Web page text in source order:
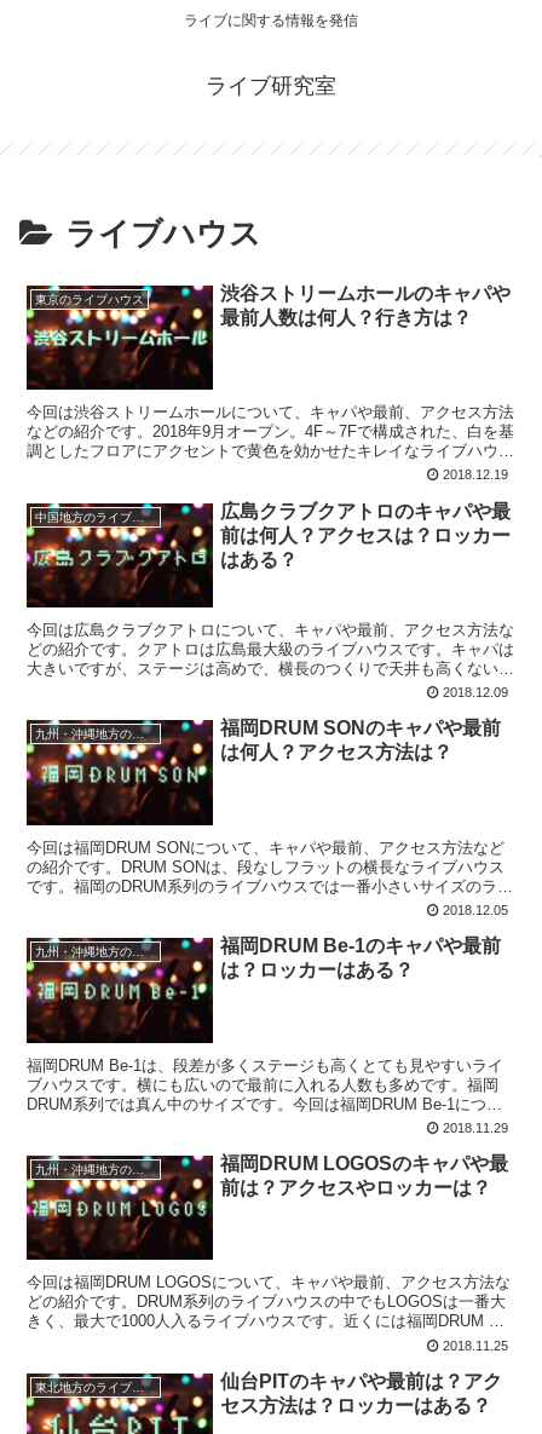
ライブに関する情報を発信
ライブ研究室
ライブハウス
東京のライブハウス
渋谷ストリームホールのキャパや
最前人数は何人？行き方は？
今回は渋谷ストリームホールについて、キャパや最前、アクセス方法
などの紹介です。2018年9月オープン。4F～7Fで構成された、白を基
調としたフロアにアクセントで黄色を効かせたキレイなライブハウス
です。ホールと名がついていますが、スタンディングライブが出来る
2018.12.19
中国地方のライブハウス
広島クラブクアトロのキャパや最
前は何人？アクセスは？ロッカー
はある？
今回は広島クラブクアトロについて、キャパや最前、アクセス方法な
どの紹介です。クアトロは広島最大級のライブハウスです。キャパは
大きいですが、ステージは高めで、横長のつくりで天井も高くないの
2018.12.09
九州・沖縄地方のライブハウス
福岡DRUM SONのキャパや最前
は何人？アクセス方法は？
今回は福岡DRUM SONについて、キャパや最前、アクセス方法など
の紹介です。DRUM SONは、段なしフラットの横長なライブハウス
です。福岡のDRUM系列のライブハウスでは一番小さいサイズのライ
ブハウスです。SONはBe-1のビルの3階にあり、2階はCDショップの
2018.12.05
九州・沖縄地方のライブハウス
福岡DRUM Be-1のキャパや最前
は？ロッカーはある？
福岡DRUM Be-1は、段差が多くステージも高くとても見やすいライ
ブハウスです。横にも広いので最前に入れる人数も多めです。福岡
DRUM系列では真ん中のサイズです。今回は福岡DRUM Be-1につい
2018.11.29
九州・沖縄地方のライブハウス
福岡DRUM LOGOSのキャパや最
前は？アクセスやロッカーは？
今回は福岡DRUM LOGOSについて、キャパや最前、アクセス方法な
どの紹介です。DRUM系列のライブハウスの中でもLOGOSは一番大
きく、最大で1000人入るライブハウスです。近くには福岡DRUM Be-
2018.11.25
東北地方のライブハウス
仙台PITのキャパや最前は？アク
セス方法は？ロッカーはある？